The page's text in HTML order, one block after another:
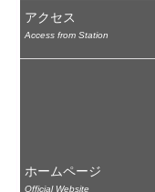
アクセス
Access from Station
ホームページ
Official Website